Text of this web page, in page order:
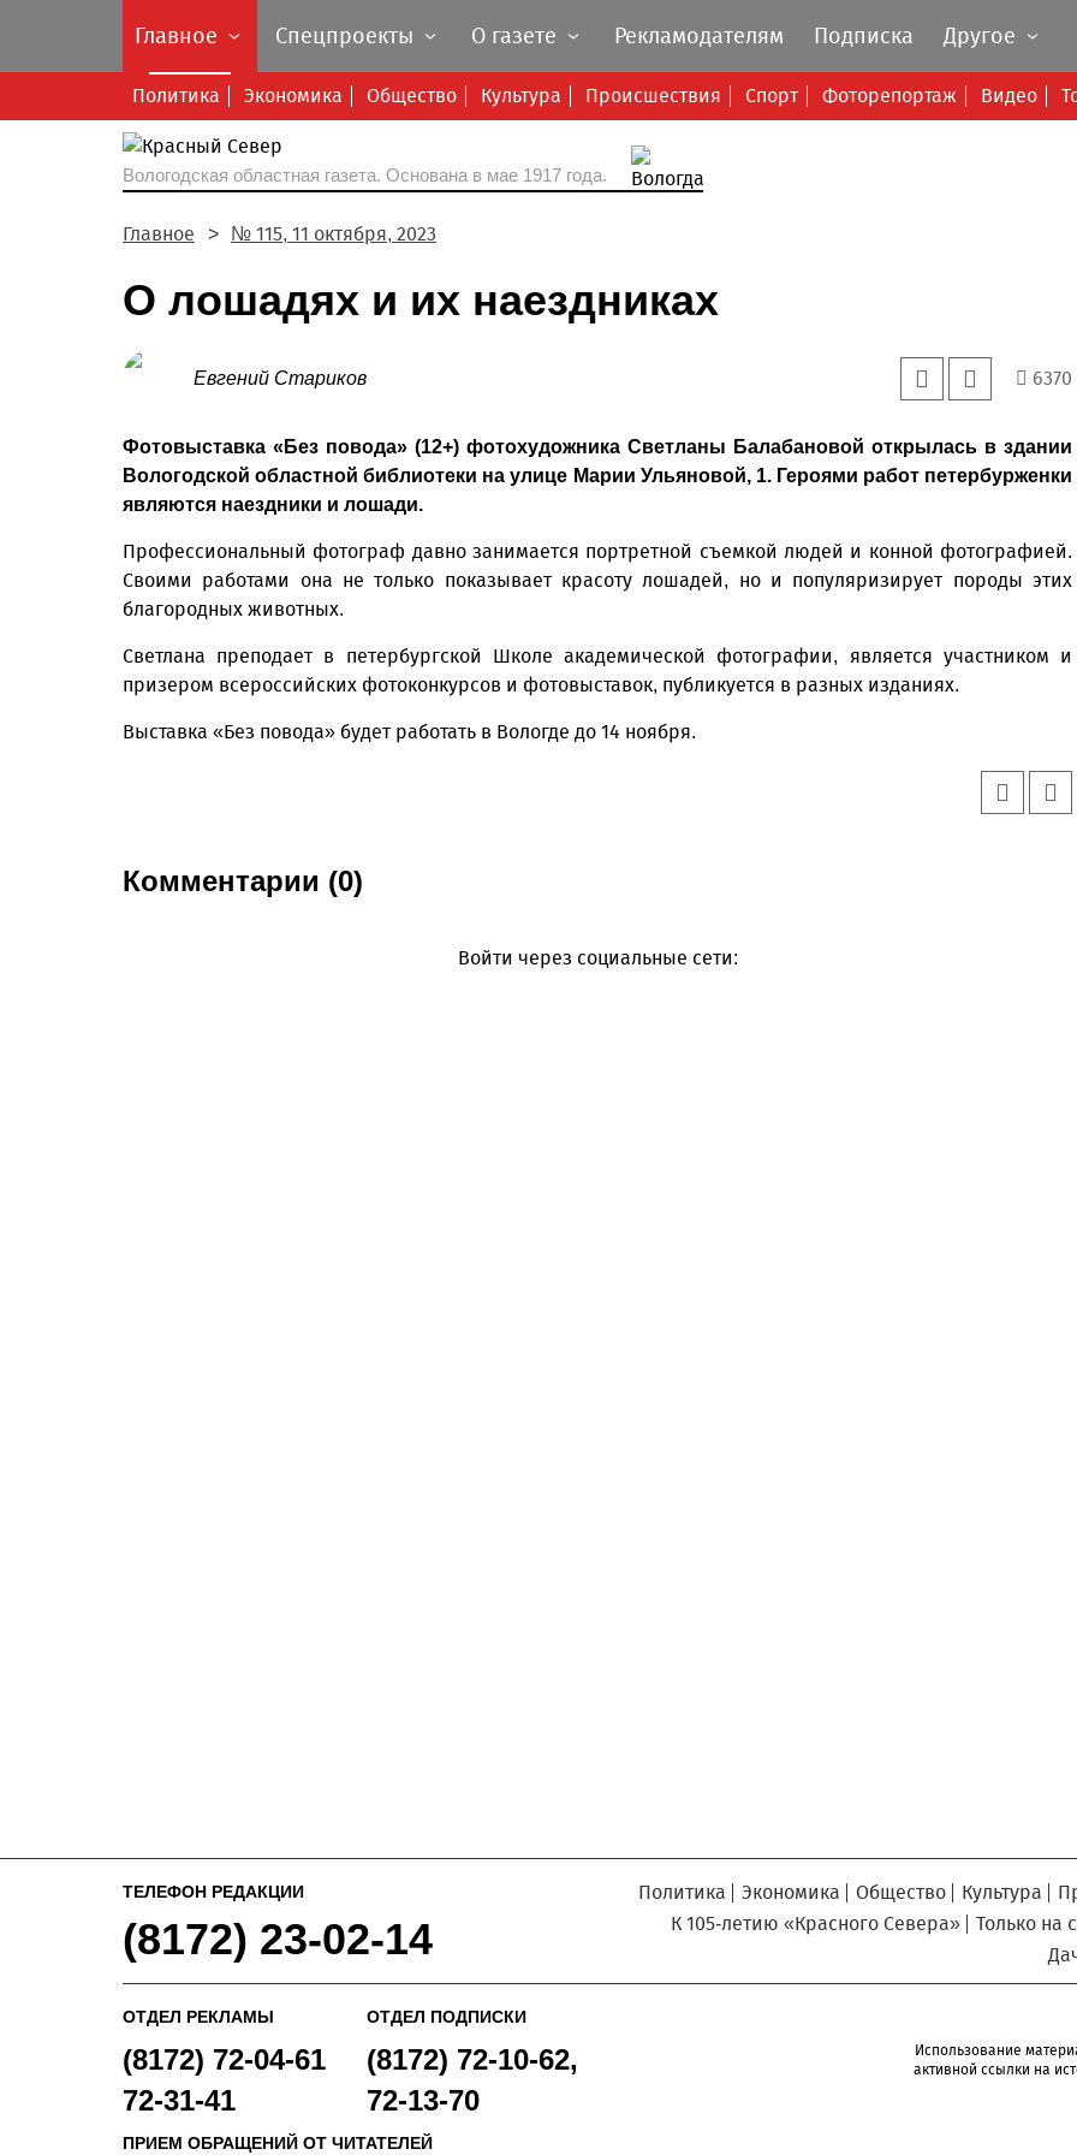
Главное
Политика Экономика Общество Культура Происшествия Спорт Фоторепортаж Видео
Спецпроекты О газете Рекламодателям Подписка Другое
Вологодская областная газета. Основана в мае 1917 года.
Главное № 115, 11 октября, 2023
О лошадях и их наездниках
Евгений Стариков 6370
Фотовыставка «Без повода» (12+) фотохудожника Светланы Балабановой открылась в здании
Вологодской областной библиотеки на улице Марии Ульяновой, 1. Героями работ петербурженки
являются наездники и лошади.
Профессиональный фотограф давно занимается портретной съемкой людей и конной фотографией.
Своими работами она не только показывает красоту лошадей, но и популяризирует породы этих
благородных животных.
Светлана преподает в петербургской Школе академической фотографии, является участником и
призером всероссийских фотоконкурсов и фотовыставок, публикуется в разных изданиях.
Выставка «Без повода» будет работать в Вологде до 14 ноября.
Комментарии (0)
Войти через социальные сети:
ТЕЛЕФОН РЕДАКЦИИ
(8172) 23-02-14
Политика Экономика Общество Культура
К 105-летию «Красного Севера»
Только на
ОТДЕЛ РЕКЛАМЫ
(8172) 72-04-61
72-31-41
ОТДЕЛ ПОДПИСКИ
(8172) 72-10-62,
72-13-70
ПРИЕМ ОБРАЩЕНИЙ ОТ ЧИТАТЕЛЕЙ
Использование
активной ссылки на